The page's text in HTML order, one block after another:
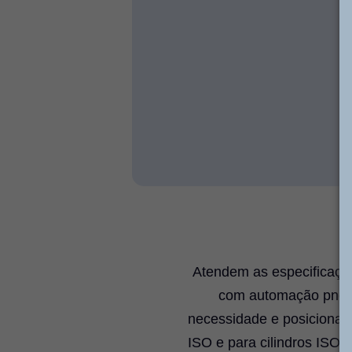
Atendem as
com automação
necessidade e
ISO e para cilindros ISO,